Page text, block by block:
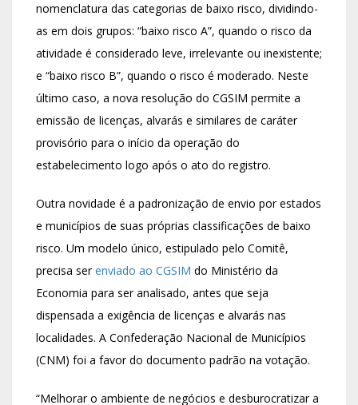
nomenclatura das categorias de baixo risco, dividindo-
as em dois grupos: “baixo risco A”, quando o risco da
atividade é considerado leve, irrelevante ou inexistente;
e “baixo risco B”, quando o risco é moderado. Neste
último caso, a nova resolução do CGSIM permite a
emissão de licenças, alvarás e similares de caráter
provisório para o início da operação do
estabelecimento logo após o ato do registro.
Outra novidade é a padronização de envio por estados
e municípios de suas próprias classificações de baixo
risco. Um modelo único, estipulado pelo Comitê,
precisa serenviado ao CGSIM do Ministério da
Economia para ser analisado, antes que seja
dispensada a exigência de licenças e alvarás nas
localidades. A Confederação Nacional de Municípios
(CNM) foi a favor do documento padrão na votação.
“Melhorar o ambiente de negócios e desburocratizar a